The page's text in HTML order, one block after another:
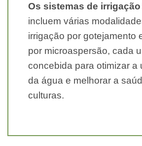
Os sistemas de
incluem várias
irrigação por gotejamento
por microaspersão, cada
concebida para otimizar a
da água e melhorar a
culturas.